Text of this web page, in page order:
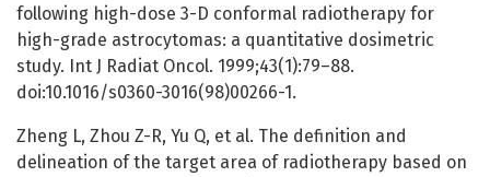
following high-dose 3-D conformal radiotherapy for
high-grade astrocytomas: a quantitative dosimetric
study. Int J Radiat Oncol. 1999;43(1):79–88.
doi:10.1016/s0360-3016(98)00266-1.
Zheng L, Zhou Z-R, Yu Q, et al. The definition and
delineation of the target area of radiotherapy based on